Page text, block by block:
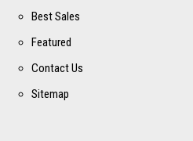
Best Sales
Featured
Contact Us
Sitemap